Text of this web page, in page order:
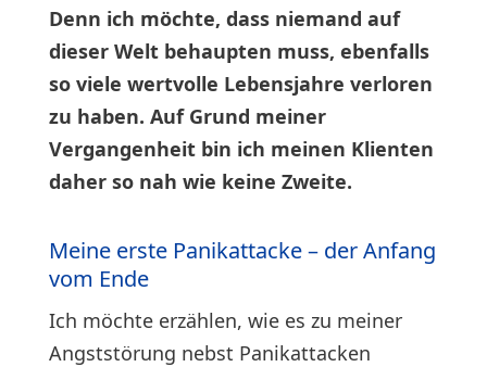
Denn ich möchte, dass niemand auf
dieser Welt behaupten muss, ebenfalls
so viele wertvolle Lebensjahre verloren
zu haben. Auf Grund meiner
Vergangenheit bin ich meinen Klienten
daher so nah wie keine Zweite.
Meine erste Panikattacke – der Anfang
vom Ende
Ich möchte erzählen, wie es zu meiner
Angststörung nebst Panikattacken